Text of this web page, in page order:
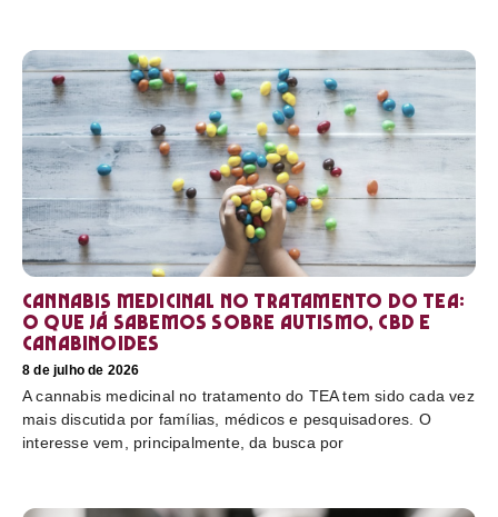
Cannabis medicinal no tratamento do TEA:
o que já sabemos sobre autismo, CBD e
canabinoides
8 de julho de 2026
A cannabis medicinal no tratamento do TEA tem sido cada vez
mais discutida por famílias, médicos e pesquisadores. O
interesse vem, principalmente, da busca por